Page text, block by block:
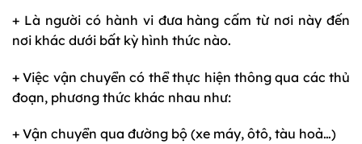
+ Là người có hành vi đưa hàng cấm từ nơi này đến
nơi khác dưới bất kỳ hình thức nào.
+ Việc vận chuyển có thể thực hiện thông qua các thủ
đoạn, phương thức khác nhau như:
+ Vận chuyển qua đường bộ (xe máy, ôtô, tàu hoả…)